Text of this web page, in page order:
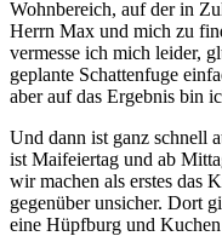
Wohnbereich, auf der in
Herrn Max und mich zu
vermesse ich mich leider,
geplante Schattenfuge
aber auf das Ergebnis bin
Und dann ist ganz schnell
ist Maifeiertag und ab
wir machen als erstes das
gegenüber unsicher. Dort
eine Hüpfburg und